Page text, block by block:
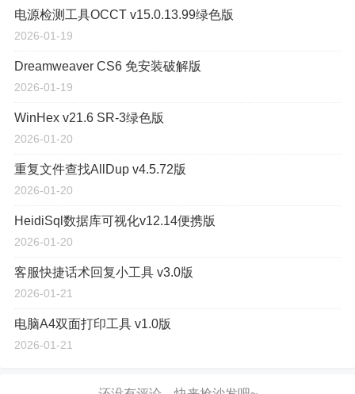
电源检测工具OCCT v15.0.13.99绿色版
2026-01-19
Dreamweaver CS6 免安装破解版
2026-01-19
WinHex v21.6 SR-3绿色版
2026-01-20
重复文件查找AllDup v4.5.72版
2026-01-20
HeidiSql数据库可视化v12.14便携版
2026-01-20
客服快捷话术回复小工具 v3.0版
2026-01-21
电脑A4双面打印工具 v1.0版
2026-01-21